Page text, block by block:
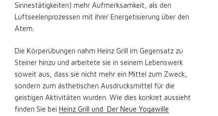
Sinnestätigkeiten) mehr Aufmerksamkeit, als den
Luftseelenprozessen mit ihrer Energetisierung über den
Atem.
Die Körperübungen nahm Heinz Grill im Gegensatz zu
Steiner hinzu und arbeitete sie in seinem Lebenswerk
soweit aus, dass sie nicht mehr ein Mittel zum Zweck,
sondern zum ästhetischen Ausdrucksmittel für die
geistigen Aktivitäten wurden. Wie dies konkret aussieht
finden Sie bei Heinz Grill und Der Neue Yogawille